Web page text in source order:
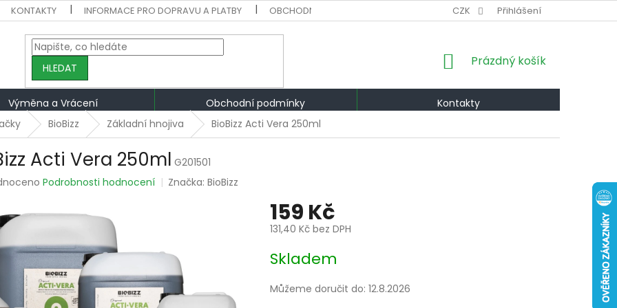
KONTAKTY INFORMACE PRO DOPRAVU A PLATBY OBCHODNÍ PODMÍNKY VÝMĚNA A VRÁCENÍ PODMÍNKY OCHRANY
CZK Přihlášení
HLEDAT
NÁKUPNÍ
Prázdný košík
Výměna a Vrácení Obchodní podmínky
Kontakty
BioBizz Základní hnojiva BioBizz Acti Vera 250ml
Acti Vera 250ml G201501
Podrobnosti hodnocení Značka:BioBizz
159 Kč
131,40 Kč bez DPH
cena:
Skladem
Můžeme doručit do: 12.8.2026